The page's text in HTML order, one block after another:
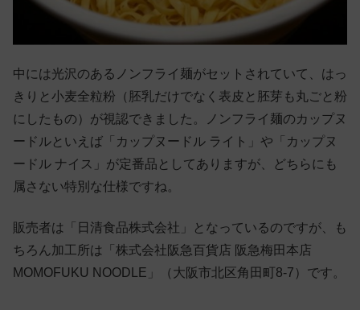
中には光沢のあるノンフライ麺がセットされていて、はっ
きりと小麦全粒粉（胚乳だけでなく表皮と胚芽も丸ごと粉
にしたもの）が視認できました。ノンフライ麺のカップヌ
ードルといえば「カップヌードル ライト」や「カップヌ
ードル ナイス」が定番品としてありますが、どちらにも
属さない特別な仕様ですね。
販売者は「日清食品株式会社」となっているのですが、も
ちろん加工所は「株式会社阪急百貨店 阪急梅田本店
MOMOFUKU NOODLE」（大阪市北区角田町8-7）です。